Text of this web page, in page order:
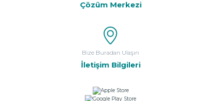
Çözüm Merkezi
Bize Buradan Ulaşın
İletişim Bilgileri